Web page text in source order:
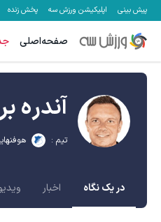
پیش بینی اپلیکیشن ورزش سه پخش زنده
صفحه‌اصلی
آندره
تیم :
در یک نگاه اخبار